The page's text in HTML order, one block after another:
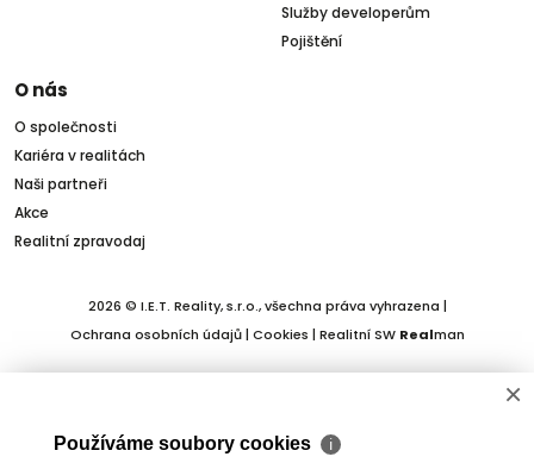
Služby developerům
Pojištění
O nás
O společnosti
Kariéra v realitách
Naši partneři
Akce
Realitní zpravodaj
2026 © I.E.T. Reality, s.r.o., všechna práva vyhrazena |
Ochrana osobních údajů| Cookies | Realitní SW Realman
×
Používáme soubory cookies ℹ